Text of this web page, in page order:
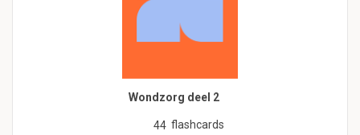
Wondzorg deel 2
44 flashcards